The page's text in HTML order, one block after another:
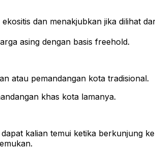
dan menakjubkan jika dilihat
asing dengan basis freehold.
atau pemandangan kota tradisional.
khas kota lamanya.
kalian temui ketika berkunjung